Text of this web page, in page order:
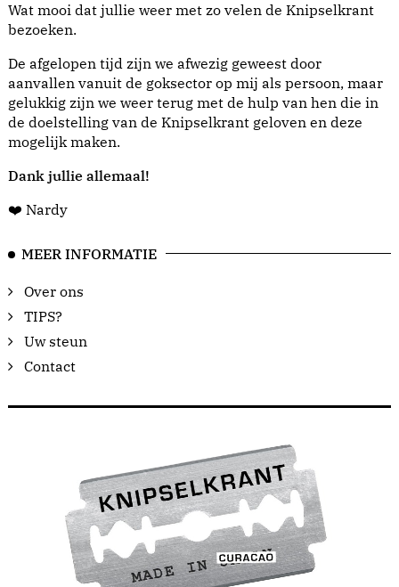
Wat mooi dat jullie weer met zo velen de Knipselkrant
bezoeken.
De afgelopen tijd zijn we afwezig geweest door
aanvallen vanuit de goksector op mij als persoon, maar
gelukkig zijn we weer terug met de hulp van hen die in
de doelstelling van de Knipselkrant geloven en deze
mogelijk maken.
Dank jullie allemaal!
❤️ Nardy
MEER INFORMATIE
Over ons
TIPS?
Uw steun
Contact